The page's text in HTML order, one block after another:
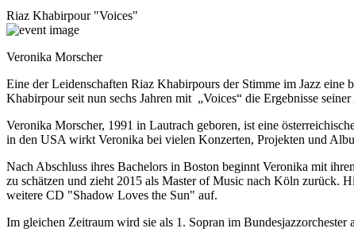
Riaz Khabirpour "Voices"
Veronika Morscher
Eine der Leidenschaften Riaz Khabirpours der Stimme im Jazz
Khabirpour seit nun sechs Jahren mit „Voices“ die Ergebnisse
Veronika Morscher, 1991 in Lautrach geboren, ist eine
in den USA wirkt Veronika bei vielen Konzerten, Projekten und
Nach Abschluss ihres Bachelors in Boston beginnt Veronika mit
zu schätzen und zieht 2015 als Master of Music nach Köln zurück.
weitere CD "Shadow Loves the Sun" auf.
Im gleichen Zeitraum wird sie als 1. Sopran im